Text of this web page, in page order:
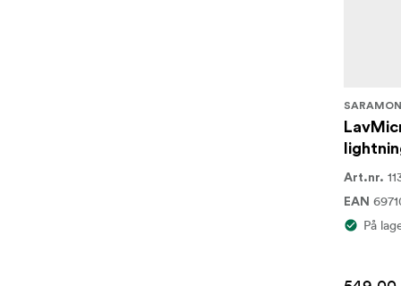
Art.nr.
EAN
På